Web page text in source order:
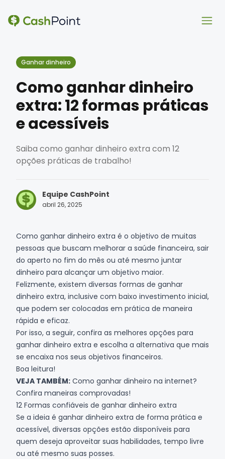
Ganhar dinheiro
Como ganhar dinheiro
extra: 12 formas práticas
e acessíveis
Saiba como ganhar dinheiro extra com 12
opções práticas de trabalho!
Equipe CashPoint
abril 26, 2025
Como ganhar dinheiro extra é o objetivo de muitas
pessoas que buscam melhorar a saúde financeira, sair
do aperto no fim do mês ou até mesmo juntar
dinheiro para alcançar um objetivo maior.
Felizmente, existem diversas formas de ganhar
dinheiro extra, inclusive com baixo investimento inicial,
que podem ser colocadas em prática de maneira
rápida e eficaz.
Por isso, a seguir, confira as melhores opções para
ganhar dinheiro extra e escolha a alternativa que mais
se encaixa nos seus objetivos financeiros.
Boa leitura!
VEJA TAMBÉM: Como ganhar dinheiro na internet?
Confira maneiras comprovadas!
12 Formas confiáveis de ganhar dinheiro extra
Se a ideia é ganhar dinheiro extra de forma prática e
acessível, diversas opções estão disponíveis para
quem deseja aproveitar suas habilidades, tempo livre
ou até mesmo suas posses.